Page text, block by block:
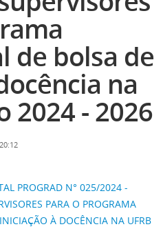
de bolsa de
na
2024 - 2026
PROGRAD N° 025/2024 -
PARA O PROGRAMA
À DOCÊNCIA NA UFRB